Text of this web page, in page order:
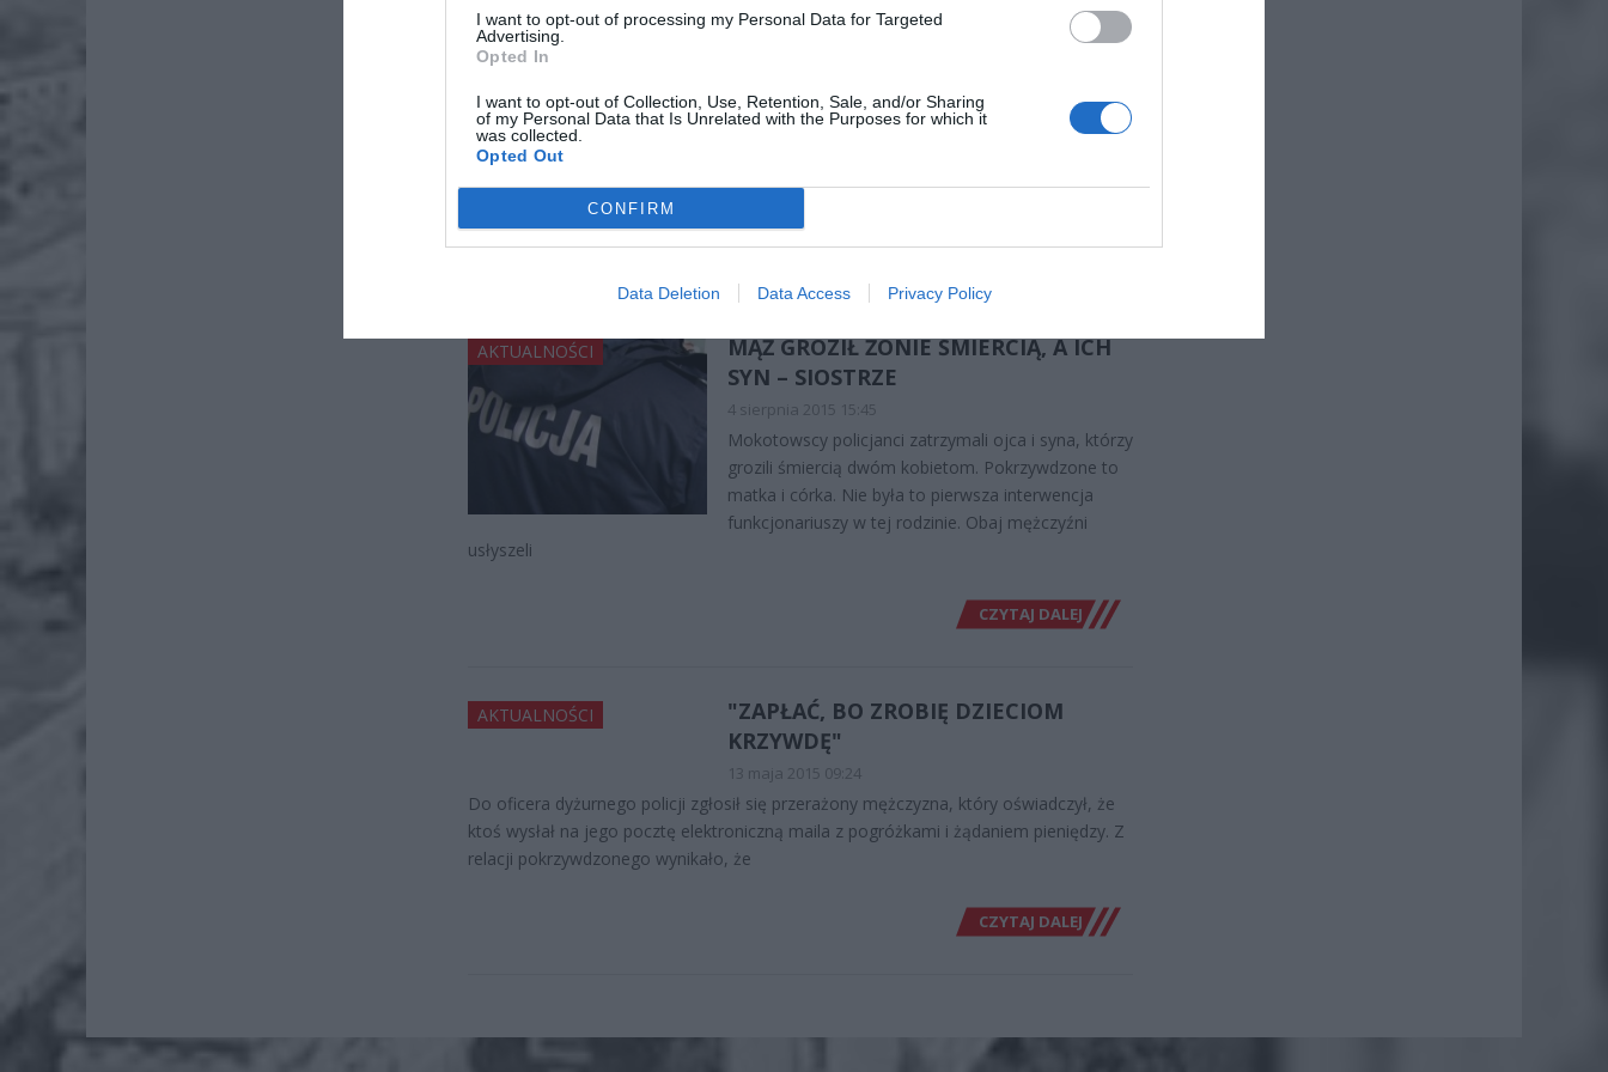
I want to opt-out of processing my Personal Data for Targeted
Advertising.
Opted In
I want to opt-out of Collection, Use, Retention, Sale, and/or Sharing
of my Personal Data that Is Unrelated with the Purposes for which it
was collected.
Opted Out
CONFIRM
Data Deletion Data Access Privacy Policy
ŻYCIA… TERAZ BĘDZIE SIĘ MUSIAŁ
Policjanci z Mokotowa zatrzymali 42-letniego
Dariusza K., po tym jak groził byłej żonie
usłyszał zarzuty kierowania gróźb karalnych. Ma stawiać się
CZYTAJ DALEJ
AKTUALNOŚCI
MĄŻ GROZIŁ ŻONIE ŚMIERCIĄ, A ICH
SYN – SIOSTRZE
4 sierpnia 2015 15:45
Mokotowscy policjanci zatrzymali ojca i syna, którzy
grozili śmiercią dwóm kobietom. Pokrzywdzone to
matka i córka. Nie była to pierwsza interwencja
funkcjonariuszy w tej rodzinie. Obaj mężczyźni
usłyszeli
CZYTAJ DALEJ
AKTUALNOŚCI
"ZAPŁAĆ, BO ZROBIĘ DZIECIOM
KRZYWDĘ"
13 maja 2015 09:24
Do oficera dyżurnego policji zgłosił się przerażony mężczyzna, który oświadczył, że
ktoś wysłał na jego pocztę elektroniczną maila z pogróżkami i żądaniem pieniędzy. Z
relacji pokrzywdzonego wynikało, że
CZYTAJ DALEJ